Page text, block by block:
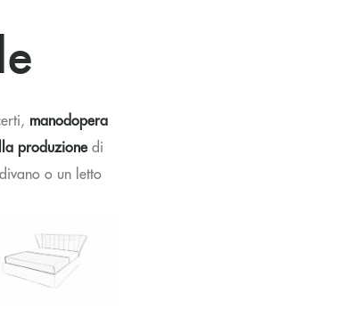
manodopera
produzionedi
o un letto